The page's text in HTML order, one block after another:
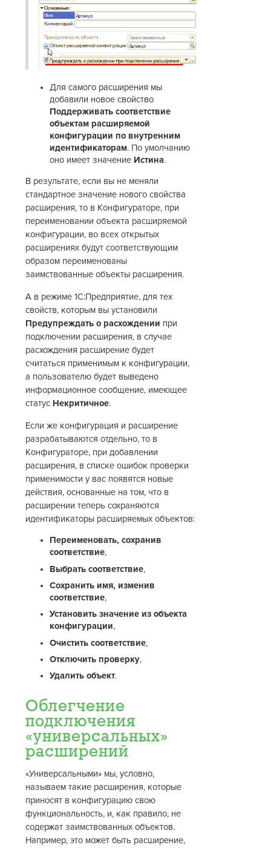
Для самого расширения мы
добавили новое свойство
Поддерживать соответствие
объектам расширяемой
конфигурации по внутренним
идентификаторам. По умолчанию
оно имеет значение Истина.
В результате, если вы не меняли
стандартное значение нового свойства
расширения, то в Конфигураторе, при
переименовании объекта расширяемой
конфигурации, во всех открытых
расширениях будут соответствующим
образом переименованы
заимствованные объекты расширения.
А в режиме 1С:Предприятие, для тех
свойств, которым вы установили
Предупреждать о расхождении при
подключении расширения, в случае
расхождения расширение будет
считаться применимым к конфигурации,
а пользователю будет выведено
информационное сообщение, имеющее
статус Некритичное.
Если же конфигурация и расширение
разрабатываются отдельно, то в
Конфигураторе, при добавлении
расширения, в списке ошибок проверки
применимости у вас появятся новые
действия, основанные на том, что в
расширении теперь сохраняются
идентификаторы расширяемых объектов:
Переименовать, сохранив
соответствие,
Выбрать соответствие,
Сохранить имя, изменив
соответствие,
Установить значение из объекта
конфигурации,
Очистить соответствие,
Отключить проверку,
Удалить объект.
Облегчение
подключения
«универсальных»
расширений
«Универсальными» мы, условно,
называем такие расширения, которые
приносят в конфигурацию свою
функциональность, и, как правило, не
содержат заимствованных объектов.
Например, это может быть расширение,